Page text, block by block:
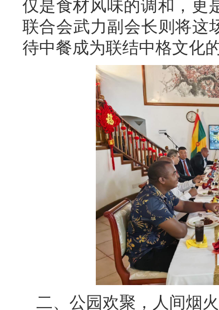
仅是食材风味的调和，更
联合会武力副会长则将这
待中餐成为联结中格文化
二、公园欢聚，人间烟